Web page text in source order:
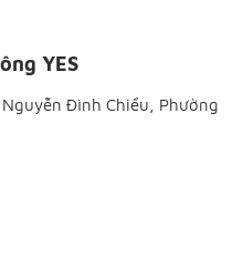
YES
Đình Chiểu, Phường